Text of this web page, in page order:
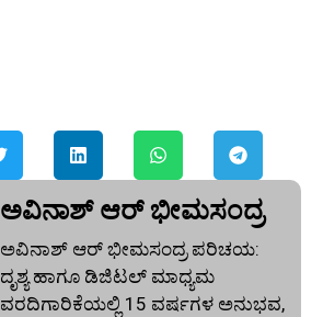
ಅವಿನಾಶ್‌ ಆರ್‌ ಭೀಮಸಂದ್ರ
ಅವಿನಾಶ್‌ ಆರ್‌ ಭೀಮಸಂದ್ರ ಪರಿಚಯ:
ದೃಶ್ಯ ಹಾಗೂ ಡಿಜಿಟಲ್ ಮಾಧ್ಯಮ
ವರದಿಗಾರಿಕೆಯಲ್ಲಿ 15 ವರ್ಷಗಳ ಅನುಭವ,